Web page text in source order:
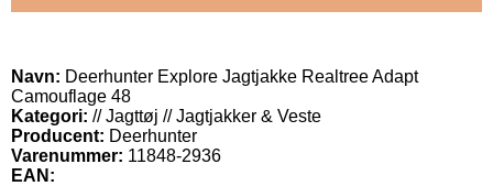
Navn: Deerhunter Explore Jagtjakke Realtree Adapt
Camouflage 48
Kategori: // Jagttøj // Jagtjakker & Veste
Producent: Deerhunter
Varenummer: 11848-2936
EAN: